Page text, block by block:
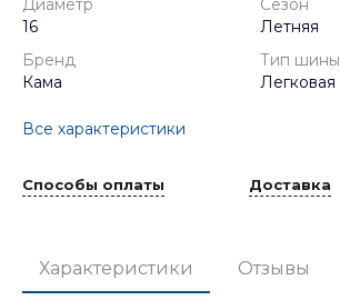
Диаметр
16
Сезон
Летняя
Бренд
Кама
Тип шины
Легковая
Все характеристики
Способы оплаты Доставка
Характеристики Отзывы